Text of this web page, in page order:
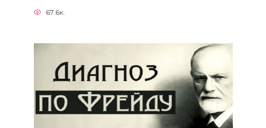
67.6к.